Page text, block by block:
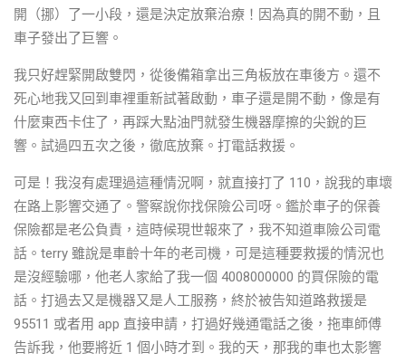
開（挪）了一小段，還是決定放棄治療！因為真的開不動，且
車子發出了巨響。
我只好趕緊開啟雙閃，從後備箱拿出三角板放在車後方。還不
死心地我又回到車裡重新試著啟動，車子還是開不動，像是有
什麼東西卡住了，再踩大點油門就發生機器摩擦的尖銳的巨
響。試過四五次之後，徹底放棄。打電話救援。
可是！我沒有處理過這種情況啊，就直接打了 110，說我的車壞
在路上影響交通了。警察說你找保險公司呀。鑑於車子的保養
保險都是老公負責，這時候現世報來了，我不知道車險公司電
話。terry 雖說是車齡十年的老司機，可是這種要救援的情況也
是沒經驗哪，他老人家給了我一個 4008000000 的買保險的電
話。打過去又是機器又是人工服務，終於被告知道路救援是
95511 或者用 app 直接申請，打過好幾通電話之後，拖車師傅
告訴我，他要將近 1 個小時才到。我的天，那我的車也太影響